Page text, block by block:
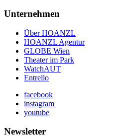
Unternehmen
Über HOANZL
HOANZL Agentur
GLOBE Wien
Theater im Park
WatchAUT
Entrello
facebook
instagram
youtube
Newsletter